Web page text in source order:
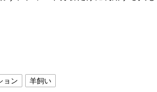
ョン 羊飼い